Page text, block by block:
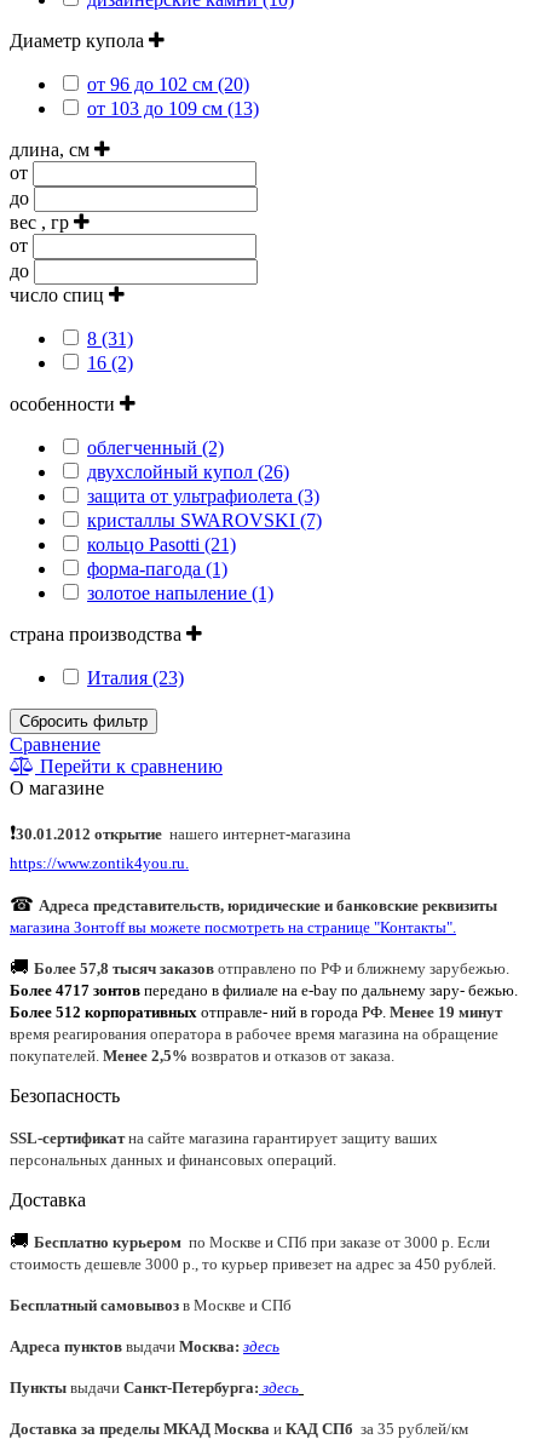
Диаметр купола
от 96 до 102 см (20)
от 103 до 109 см (13)
длина, см
от
до
вес , гр
от
до
число спиц
8 (31)
16 (2)
особенности
облегченный (2)
двухслойный купол (26)
защита от ультрафиолета (3)
кристаллы SWAROVSKI (7)
кольцо Pasotti (21)
форма-пагода (1)
золотое напыление (1)
страна производства
Италия (23)
Сбросить фильтр
Сравнение
Перейти к сравнению
О магазине
❗30.01.2012 открытие нашего интернет-магазина
https://www.zontik4you.ru.
☎ Адреса представительств, юридические и банковские реквизиты
магазина Зонтoff вы можете посмотреть на странице "Контакты".
🚚 Более 57,8 тысяч заказов отправлено по РФ и ближнему зарубежью.
Более 4717 зонтов передано в филиале на e-bay по дальнему зару- бежью.
Более 512 корпоративных отправле- ний в города РФ. Менее 19 минут
время реагирования оператора в рабочее время магазина на обращение
покупателей. Менее 2,5% возвратов и отказов от заказа.
Безопасность
SSL-сертификатна сайте магазина гарантирует защиту ваших
персональных данных и финансовых операций.
Доставка
🚚 Бесплатно курьером по Москве и СПб при заказе от 3000 р. Если
стоимость дешевле 3000 р., то курьер привезет на адрес за 450 рублей.
Бесплатный самовывоз в Москве и СПб
Адреса пунктов выдачи Москва: здесь
Пункты выдачи Санкт-Петербурга: здесь
Доставка за пределы МКАД Москва и КАД СПб за 35 рублей/км